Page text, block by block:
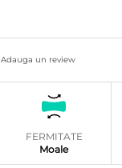
Adauga un review
FERMITATE
Moale